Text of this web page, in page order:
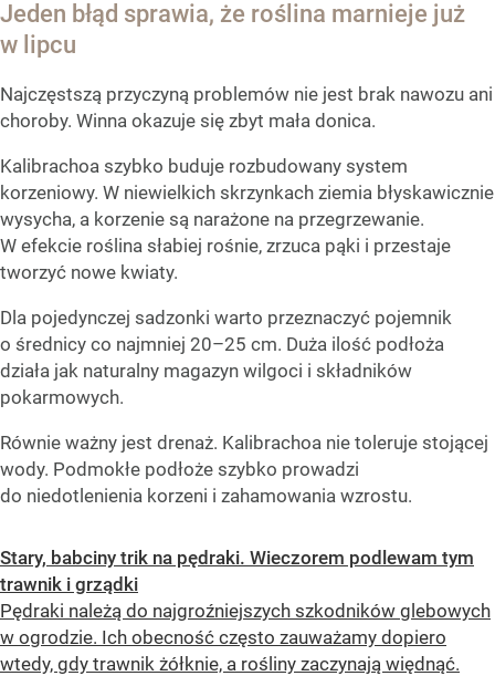
Jeden błąd sprawia, że roślina marnieje już
w lipcu
Najczęstszą przyczyną problemów nie jest brak nawozu ani
choroby. Winna okazuje się zbyt mała donica.
Kalibrachoa szybko buduje rozbudowany system
korzeniowy. W niewielkich skrzynkach ziemia błyskawicznie
wysycha, a korzenie są narażone na przegrzewanie.
W efekcie roślina słabiej rośnie, zrzuca pąki i przestaje
tworzyć nowe kwiaty.
Dla pojedynczej sadzonki warto przeznaczyć pojemnik
o średnicy co najmniej 20–25 cm. Duża ilość podłoża
działa jak naturalny magazyn wilgoci i składników
pokarmowych.
Równie ważny jest drenaż. Kalibrachoa nie toleruje stojącej
wody. Podmokłe podłoże szybko prowadzi
do niedotlenienia korzeni i zahamowania wzrostu.
Stary, babciny trik na pędraki. Wieczorem podlewam tym
trawnik i grządki
Pędraki należą do najgroźniejszych szkodników glebowych
w ogrodzie. Ich obecność często zauważamy dopiero
wtedy, gdy trawnik żółknie, a rośliny zaczynają więdnąć.